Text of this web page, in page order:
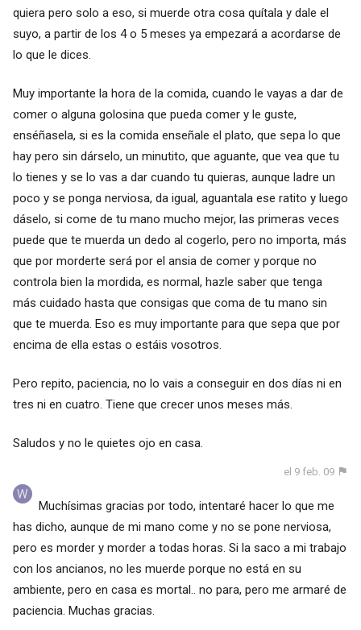
quiera pero solo a eso, si muerde otra cosa quítala y dale el
suyo, a partir de los 4 o 5 meses ya empezará a acordarse de
lo que le dices.
Muy importante la hora de la comida, cuando le vayas a dar de
comer o alguna golosina que pueda comer y le guste,
enséñasela, si es la comida enseñale el plato, que sepa lo que
hay pero sin dárselo, un minutito, que aguante, que vea que tu
lo tienes y se lo vas a dar cuando tu quieras, aunque ladre un
poco y se ponga nerviosa, da igual, aguantala ese ratito y luego
dáselo, si come de tu mano mucho mejor, las primeras veces
puede que te muerda un dedo al cogerlo, pero no importa, más
que por morderte será por el ansia de comer y porque no
controla bien la mordida, es normal, hazle saber que tenga
más cuidado hasta que consigas que coma de tu mano sin
que te muerda. Eso es muy importante para que sepa que por
encima de ella estas o estáis vosotros.
Pero repito, paciencia, no lo vais a conseguir en dos días ni en
tres ni en cuatro. Tiene que crecer unos meses más.
Saludos y no le quietes ojo en casa.
el 9 feb. 09
Muchísimas gracias por todo, intentaré hacer lo que me
has dicho, aunque de mi mano come y no se pone nerviosa,
pero es morder y morder a todas horas. Si la saco a mi trabajo
con los ancianos, no les muerde porque no está en su
ambiente, pero en casa es mortal.. no para, pero me armaré de
paciencia. Muchas gracias.